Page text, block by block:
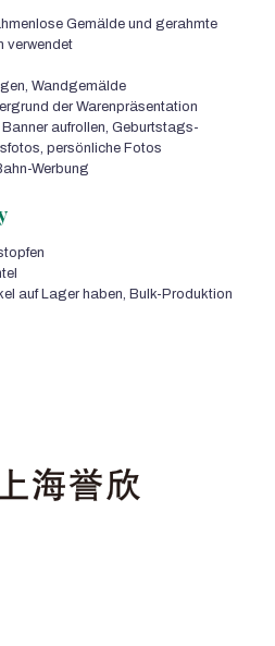
Gemälde und gerahmte
verwendet
Wandgemälde
der Warenpräsentation
aufrollen, Geburtstags-
persönliche Fotos
Werbung
auf Lager haben, Bulk-Produktion